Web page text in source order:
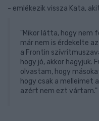
- emlékezik vissza Kata,
"Mikor látta, hogy nem
már nem is érdekelte
a Frontin
hogy jó, akkor hagyjuk.
olvastam, hogy
hogy csak a melleimet
azért nem ezt vártam."